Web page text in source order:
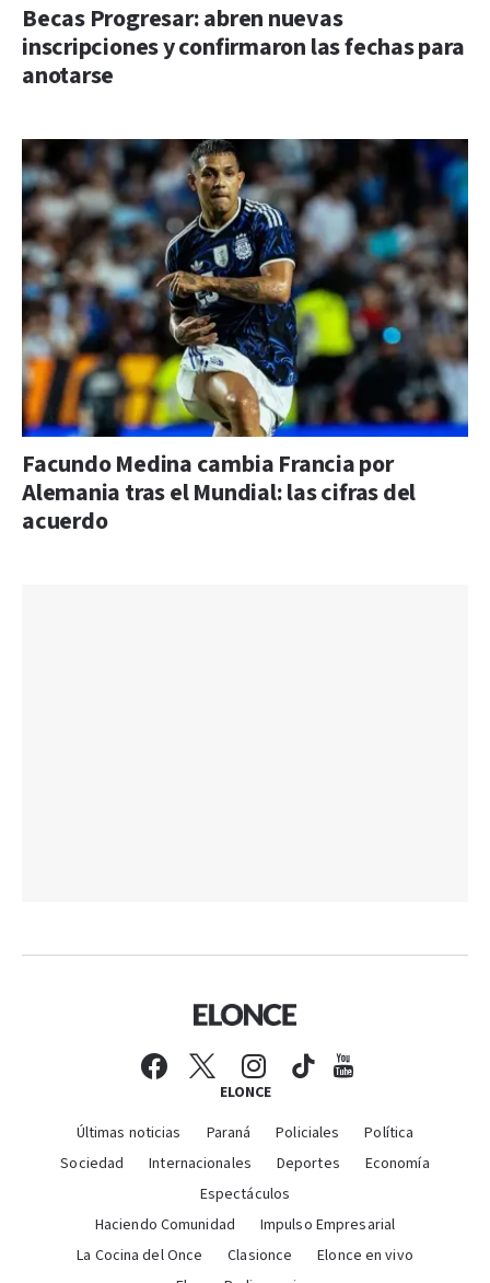
Becas Progresar: abren nuevas
inscripciones y confirmaron las fechas para
anotarse
Facundo Medina cambia Francia por
Alemania tras el Mundial: las cifras del
acuerdo
ELONCE
Últimas noticias Paraná Policiales
Política
Sociedad
Internacionales Deportes
Economía
Espectáculos
Haciendo Comunidad
Impulso Empresarial
La Cocina del Once
Clasionce
Elonce en vivo